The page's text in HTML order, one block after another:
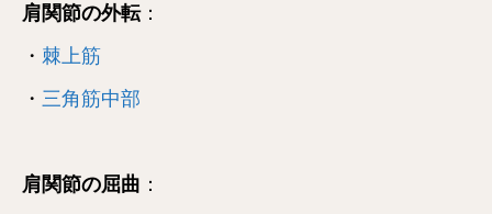
肩関節の外転：
・ 棘上筋
・ 三角筋中部
肩関節の屈曲 ：